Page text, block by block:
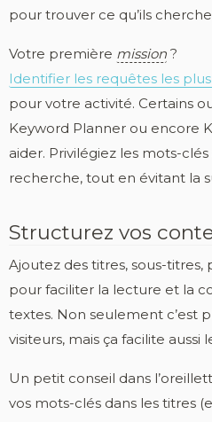
pour trouver ce qu’ils
Votre première mission ?
Identifier les requêtes les
pour votre activité. Certains
Keyword Planner ou encore
aider. Privilégiez les mots-
recherche, tout en évitant la
Structurez vos
Ajoutez des titres, sous-titres,
pour faciliter la lecture et la
textes. Non seulement c’est
visiteurs, mais ça facilite aussi
Un petit conseil dans
vos mots-clés dans les titres